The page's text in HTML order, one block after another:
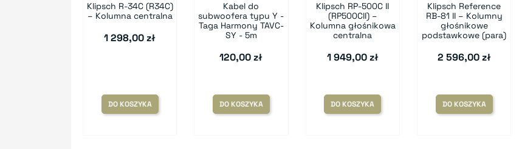
Klipsch R-34C (R34C)
– Kolumna centralna
1 298,00 zł
DO KOSZYKA
Kabel do
subwoofera typu Y -
Taga Harmony TAVC-
SY - 5m
120,00 zł
DO KOSZYKA
Klipsch RP-500C II
(RP500CII) –
Kolumna głośnikowa
centralna
1 949,00 zł
DO KOSZYKA
Klipsch Reference
RB-81 II – Kolumny
głośnikowe
podstawkowe (para)
2 596,00 zł
DO KOSZYKA